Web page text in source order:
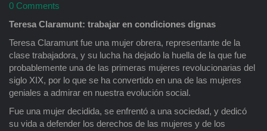
0 Comments
Teresa Claramunt: trabajar en condiciones dignas
Teresa Claramunt fue una mujer obrera, representante de la
clase trabajadora, y su lucha ha dejado la huella de la que fue
probablemente una de las primeras mujeres revolucionarias del
siglo XIX, por lo que se ha convertido en una de las mujeres
geniales a admirar en nuestra evolución social.
Fue una mujer decidida, se enfrentó a una sociedad, y dedicó
su vida a defender los derechos de las mujeres y de los